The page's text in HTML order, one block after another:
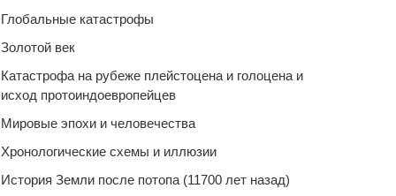
Глобальные катастрофы
Золотой век
Катастрофа на рубеже плейстоцена и голоцена и
исход протоиндоевропейцев
Мировые эпохи и человечества
Хронологические схемы и иллюзии
История Земли после потопа (11700 лет назад)